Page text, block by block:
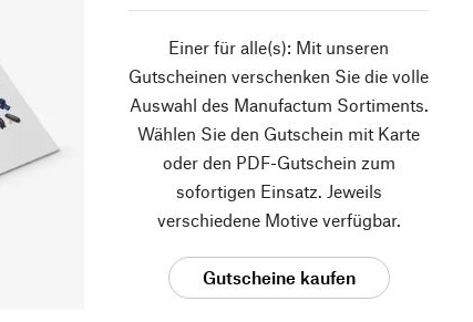
Einer für alle(s): Mit unseren
Gutscheinen verschenken Sie die volle
Auswahl des Manufactum Sortiments.
Wählen Sie den Gutschein mit Karte
oder den PDF-Gutschein zum
sofortigen Einsatz. Jeweils
verschiedene Motive verfügbar.
Gutscheine kaufen